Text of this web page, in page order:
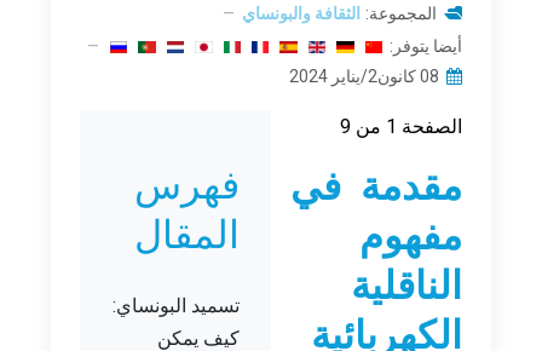
المجموعة: الثقافة والبونساي
أيضا يتوفر:
08 كانون2/يناير 2024
فهرس
المقال
تسميد البونساي:
كيف يمكن
الصفحة 1 من 9
مقدمة في
مفهوم
الناقلية
الكهربائية